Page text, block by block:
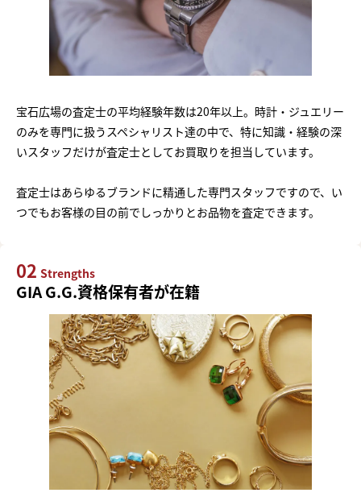
宝石広場の査定士の平均経験年数は20年以上。時計・ジュエリー
のみを専門に扱うスペシャリスト達の中で、特に知識・経験の深
いスタッフだけが査定士としてお買取りを担当しています。
査定士はあらゆるブランドに精通した専門スタッフですので、い
つでもお客様の目の前でしっかりとお品物を査定できます。
02 Strengths
GIA G.G.資格保有者が在籍